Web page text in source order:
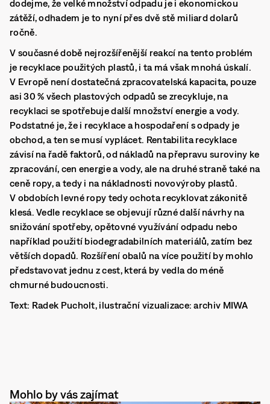
dodejme, že velké množství odpadu je i ekonomickou
zátěží, odhadem je to nyní přes dvě stě miliard dolarů
ročně.
V současné době nejrozšířenější reakcí na tento problém
je recyklace použitých plastů, i ta má však mnohá úskalí.
V Evropě není dostatečná zpracovatelská kapacita, pouze
asi 30 % všech plastových odpadů se zrecykluje, na
recyklaci se spotřebuje další množství energie a vody.
Podstatné je, že i recyklace a hospodaření s odpady je
obchod, a ten se musí vyplácet. Rentabilita recyklace
závisí na řadě faktorů, od nákladů na přepravu suroviny ke
zpracování, cen energie a vody, ale na druhé straně také na
ceně ropy, a tedy i na nákladnosti novovýroby plastů.
V obdobích levné ropy tedy ochota recyklovat zákonitě
klesá. Vedle recyklace se objevují různé další návrhy na
snižování spotřeby, opětovné využívání odpadu nebo
například použití biodegradabilních materiálů, zatím bez
větších dopadů. Rozšíření obalů na více použití by mohlo
představovat jednu z cest, která by vedla do méně
chmurné budoucnosti.
Text: Radek Pucholt, ilustrační vizualizace: archiv MIWA
Mohlo by vás zajímat